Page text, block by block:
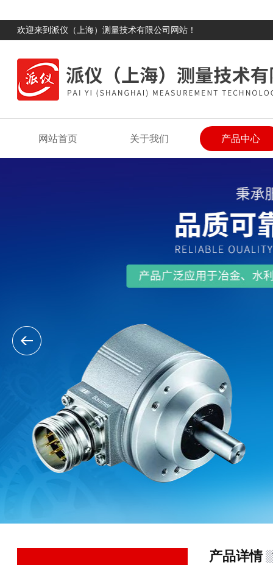
欢迎来到派仪（上海）测量技术有限公司网站！
网站首页 关于我们 产品中心
产品详情